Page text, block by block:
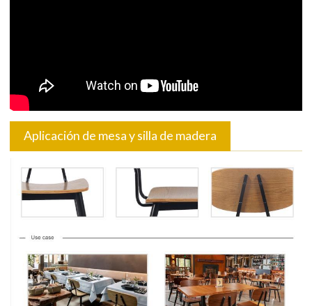
Aplicación de mesa y silla de madera